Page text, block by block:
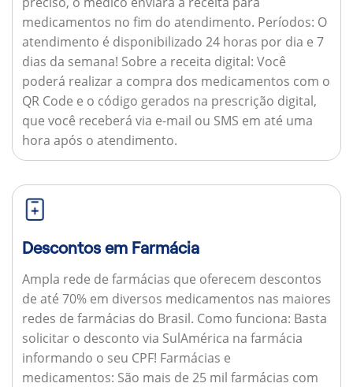
medicamentos no fim do atendimento. Períodos: O
atendimento é disponibilizado 24 horas por dia e 7
dias da semana! Sobre a receita digital: Você
poderá realizar a compra dos medicamentos com o
QR Code e o código gerados na prescrição digital,
que você receberá via e-mail ou SMS em até uma
hora após o atendimento.
Descontos em Farmácia
Ampla rede de farmácias que oferecem descontos
de até 70% em diversos medicamentos nas maiores
redes de farmácias do Brasil. Como funciona: Basta
solicitar o desconto via SulAmérica na farmácia
informando o seu CPF! Farmácias e
medicamentos: São mais de 25 mil farmácias com